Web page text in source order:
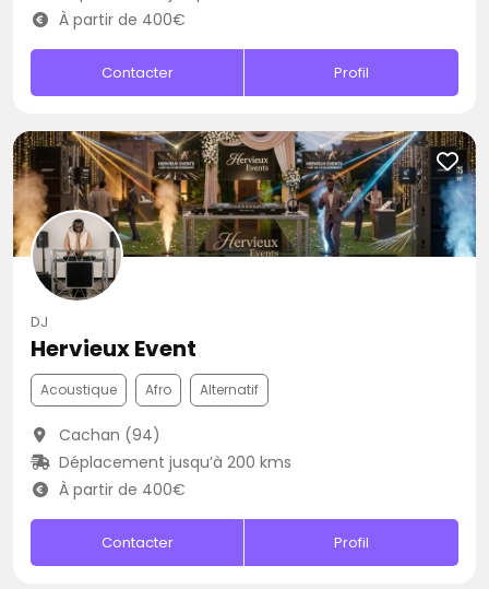
À partir de 400€
Contacter Profil
DJ
Hervieux Event
Acoustique Afro Alternatif
Cachan (94)
Déplacement jusqu’à 200 kms
À partir de 400€
Contacter Profil